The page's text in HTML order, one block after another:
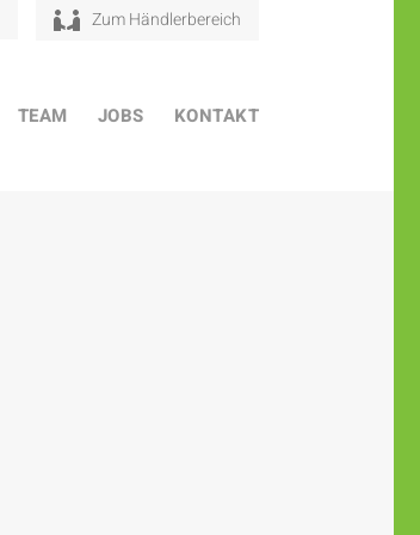
Zum Händlerbereich
TEAM JOBS KONTAKT